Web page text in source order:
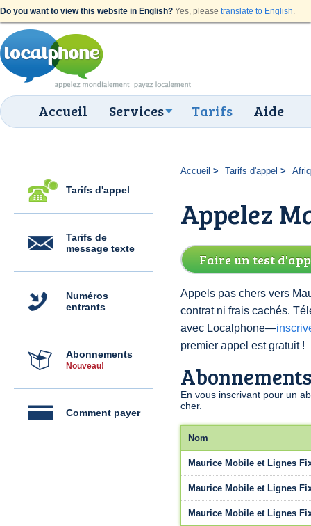
Do you want to view this website in English? Yes, please translate to English.
Accueil Services Tarifs Aide
Tarifs d'appel
Tarifs de
message texte
Numéros
entrants
Abonnements
Nouveau!
Comment payer
Accueil Tarifs d'appel
Appelez
Faire un test
Appels pas chers vers
contrat ni frais cachés.
avec Localphone—
premier appel est gratuit !
En vous inscrivant pour un
cher.
Nom
Maurice Mobile et Lignes
Maurice Mobile et Lignes
Maurice Mobile et Lignes